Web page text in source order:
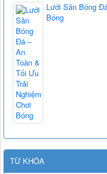
Lưới Sân Bóng
Bóng
TỪ KHÓA